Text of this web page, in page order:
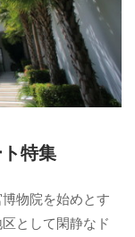
特集
物院を始めとす
として閑静なド